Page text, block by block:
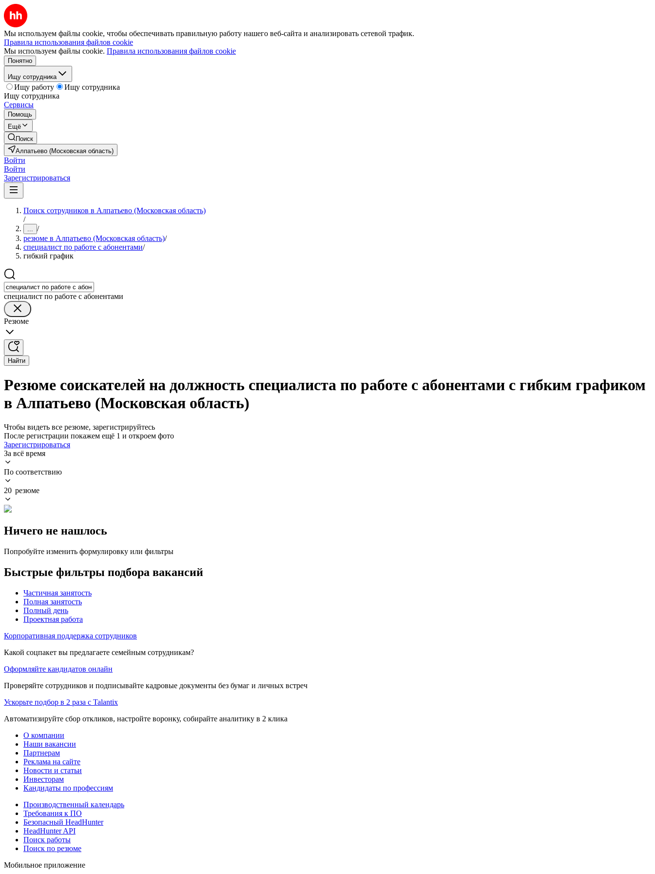
Мы используем файлы cookie, чтобы обеспечивать правильную работу нашего веб-сайта и анализировать сетевой трафик.
Правила использования файлов cookie
Мы используем файлы cookie. Правила использования файлов cookie
Понятно
Ищу сотрудника
Ищу работу
Ищу сотрудника
Ищу сотрудника
Сервисы
Помощь
Ещё
Поиск
Алпатьево (Московская область)
Войти
Войти
Зарегистрироваться
Поиск сотрудников в Алпатьево (Московская область)
/
... /
резюме в Алпатьево (Московская область)/
специалист по работе с абонентами/
гибкий график
специалист по работе с абонентами
Резюме
Найти
Резюме соискателей на должность специалиста по работе с абонентами с гибким графиком
в Алпатьево (Московская область)
Чтобы видеть все резюме, зарегистрируйтесь
После регистрации покажем ещё 1 и откроем фото
Зарегистрироваться
За всё время
По соответствию
20 резюме
Ничего не нашлось
Попробуйте изменить формулировку или фильтры
Быстрые фильтры подбора вакансий
Частичная занятость
Полная занятость
Полный день
Проектная работа
Корпоративная поддержка сотрудников
Какой соцпакет вы предлагаете семейным сотрудникам?
Оформляйте кандидатов онлайн
Проверяйте сотрудников и подписывайте кадровые документы без бумаг и личных встреч
Ускорьте подбор в 2 раза с Talantix
Автоматизируйте сбор откликов, настройте воронку, собирайте аналитику в 2 клика
О компании
Наши вакансии
Партнерам
Реклама на сайте
Новости и статьи
Инвесторам
Кандидаты по профессиям
Производственный календарь
Требования к ПО
Безопасный HeadHunter
HeadHunter API
Поиск работы
Поиск по резюме
Мобильное приложение